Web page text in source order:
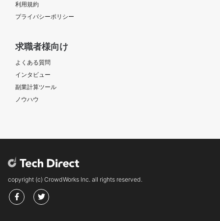
利用規約
プライバシーポリシー
求職者様向け
よくある質問
インタビュー
副業計算ツール
ノウハウ
copyright (c) CrowdWorks Inc. all rights reserved.